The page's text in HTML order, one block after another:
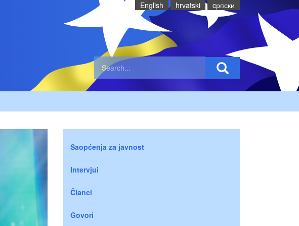
English hrvatski cрпски
Saopćenja za javnost
Intervjui
Članci
Govori